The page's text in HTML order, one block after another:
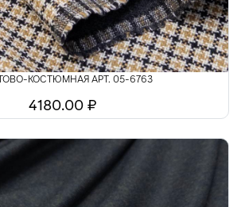
КОСТЮМНАЯ АРТ. 05-6763
4180.00 ₽